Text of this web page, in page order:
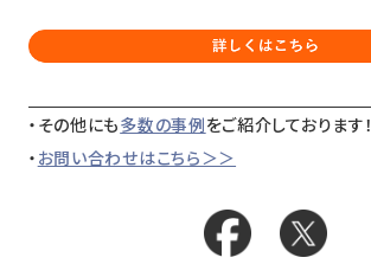
資料ダウンロード
・その他にも多数の事例をご紹介しております！
・ お問い合わせはこちら＞＞